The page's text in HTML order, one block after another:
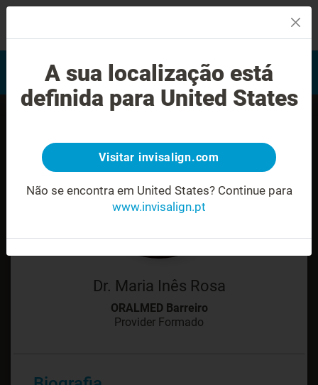
Avaliação do sorriso
Encontrar um Invisalign
provider
Dr. Maria Inês Rosa
ORALMED Barreiro
Provider Formado
A sua localização está
definida para United States
Visitar invisalign.com
Não se encontra em United States? Continue para
www.invisalign.pt